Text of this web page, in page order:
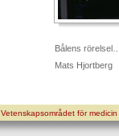
Bålens rörelsel…
Mats Hjortberg
Vetenskapsområdet för